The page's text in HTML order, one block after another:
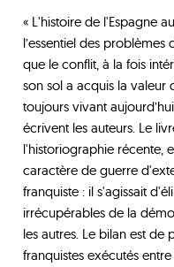
« L'histoire de l'Espagne
l’essentiel des problèmes
que le conflit, à la fois
son sol a acquis la valeur
toujours vivant
écrivent les auteurs. Le
l'historiographie récente,
caractère de guerre
franquiste : il s'agissait
irrécupérables de la
les autres. Le bilan est de
franquistes exécutés